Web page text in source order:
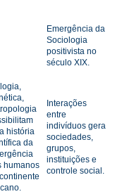
Emergência da
Sociologia
positivista no
século XIX.
história
da
humanos
Interações
entre
indivíduos gera
sociedades,
grupos,
instituições e
controle social.